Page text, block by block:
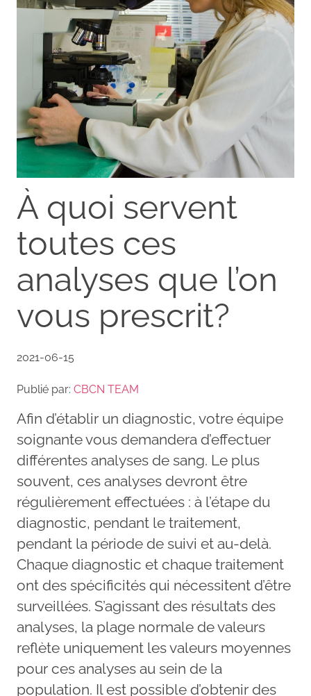
À quoi servent
toutes ces
analyses que l’on
vous prescrit?
2021-06-15
Publié par: CBCN TEAM
Afin d’établir un diagnostic, votre équipe
soignante vous demandera d’effectuer
différentes analyses de sang. Le plus
souvent, ces analyses devront être
régulièrement effectuées : à l’étape du
diagnostic, pendant le traitement,
pendant la période de suivi et au-delà.
Chaque diagnostic et chaque traitement
ont des spécificités qui nécessitent d’être
surveillées. S’agissant des résultats des
analyses, la plage normale de valeurs
reflète uniquement les valeurs moyennes
pour ces analyses au sein de la
population. Il est possible d’obtenir des